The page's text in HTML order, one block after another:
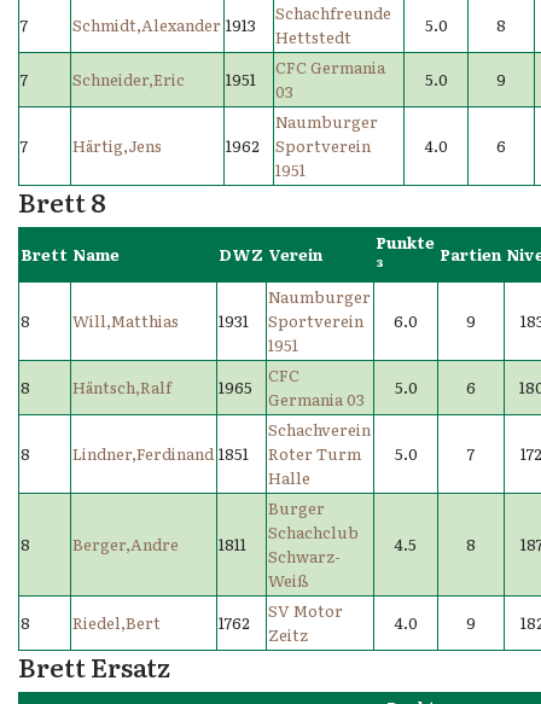
7 Schmidt,Alexander 1913
Schachfreunde
Hettstedt
5.0 8
7 Schneider,Eric 1951
CFC Germania
03
5.0 9
7 Härtig,Jens 1962
Naumburger
Sportverein
1951
4.0 6
Brett 8
Brett Name DWZ Verein
Punkte
³
Partien
8 Will,Matthias 1931
Naumburger
Sportverein
1951
6.0 9
8 Häntsch,Ralf 1965
CFC
Germania 03
5.0 6
8 Lindner,Ferdinand 1851
Schachverein
Roter Turm
Halle
5.0 7
8 Berger,Andre 1811
Burger
Schachclub
Schwarz-
Weiß
4.5 8
8 Riedel,Bert 1762
SV Motor
Zeitz
4.0 9
Brett Ersatz